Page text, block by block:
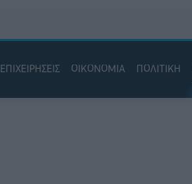
ΕΠΙΧΕΙΡΗΣΕΙΣ ΟΙΚΟΝΟΜΙΑ ΠΟΛΙΤΙΚΗ